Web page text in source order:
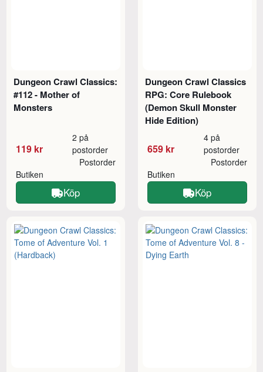
Dungeon Crawl Classics:
#112 - Mother of
Monsters
119 kr
2 på
postorder
Butiken
Postorder
Köp
Dungeon Crawl Classics
RPG: Core Rulebook
(Demon Skull Monster
Hide Edition)
659 kr
4 på
postorder
Butiken
Postorder
Köp